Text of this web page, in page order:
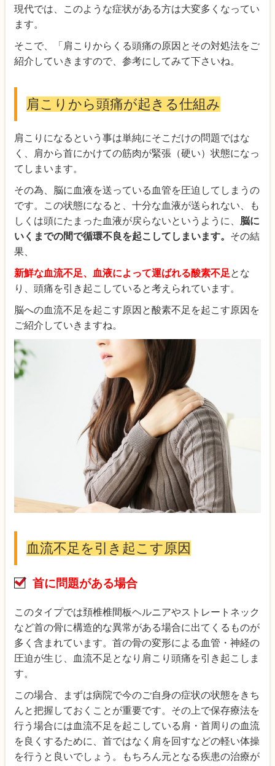
現代では、このような症状がある方は大変多くなってい
ます。
そこで、「肩こりからくる頭痛の原因とその対処法をご
紹介していきますので、参考にしてみて下さいね。
肩こりから頭痛が起きる仕組み
肩こりになるという事は単純にそこだけの問題ではな
く、肩から首にかけての筋肉が緊張（硬い）状態になっ
てしまいます。
その為、脳に血液を送っている血管を圧迫してしまうの
です。この状態になると、十分な血液が送られない、も
しくは頭にたまった血液が戻らないというように、 脳に
いくまでの間で循環不良を起こしてしまいます。 その結
果、
新鮮な血流不足、血液によって運ばれる酸素不足とな
り、頭痛を引き起こしていると考えられています。
脳への血流不足を起こす原因と酸素不足を起こす原因を
ご紹介していきますね。
血流不足を引き起こす原因
首に問題がある場合
このタイプでは頚椎椎間板ヘルニアやストレートネック
など首の骨に構造的な異常がある場合に出てくるものが
多く含まれています。首の骨の変形による血管・神経の
圧迫が生じ、血流不足となり肩こり頭痛を引き起こしま
す。
この場合、まずは病院で今のご自身の症状の状態をきち
んと把握しておくことが重要です。その上で保存療法を
行う場合には血流不足を起こしている肩・首周りの血流
を良くするために、首ではなく肩を回すなどの軽い体操
を行うと良いでしょう。もちろん元となる疾患の治療が